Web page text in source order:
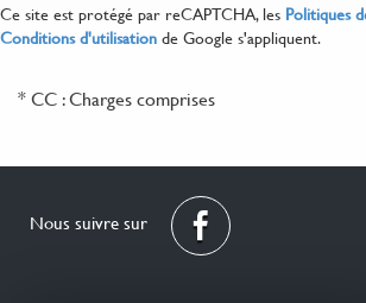
Ce site est protégé par reCAPTCHA, les Politiques
Conditions d'utilisation de Google s'appliquent.
* CC : Charges comprises
Nous suivre sur